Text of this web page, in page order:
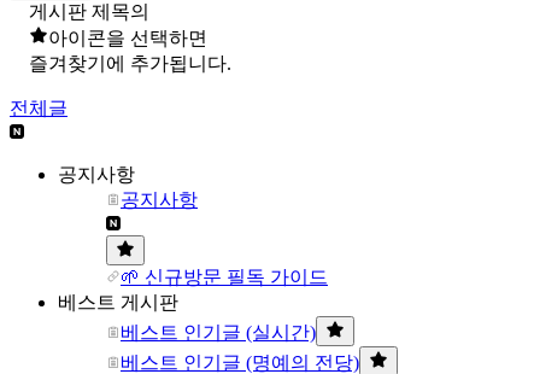
게시판 제목의
아이콘을 선택하면
즐겨찾기에 추가됩니다.
전체글
공지사항
공지사항
🌱 신규방문 필독 가이드
베스트 게시판
베스트 인기글 (실시간)
베스트 인기글 (명예의 전당)